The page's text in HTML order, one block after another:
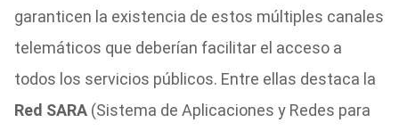
garanticen la existencia de estos múltiples canales
telemáticos que deberían facilitar el acceso a
todos los servicios públicos. Entre ellas destaca la
Red SARA(Sistema de Aplicaciones y Redes para